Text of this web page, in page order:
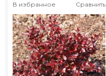
В избранное Сравнить